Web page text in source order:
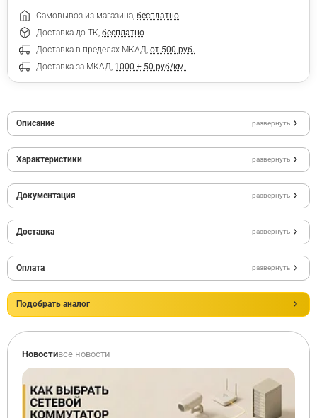
Самовывоз из магазина, бесплатно
Доставка до ТК, бесплатно
Доставка в пределах МКАД, от 500 руб.
Доставка за МКАД, 1000 + 50 руб/км.
Описание развернуть
Характеристики развернуть
Документация развернуть
Доставка развернуть
Оплата развернуть
Подобрать аналог
Новостивсе новости